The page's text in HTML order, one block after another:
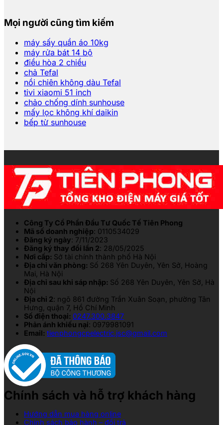
Mọi người cũng tìm kiếm
máy sấy quần áo 10kg
máy rửa bát 14 bộ
điều hòa 2 chiều
chả Tefal
nồi chiên không dàu Tefal
tivi xiaomi 51 inch
chảo chống dính sunhouse
mấy lọc không khí daikin
bếp từ sunhouse
Công Ty Cổ Phần Đầu Tư Quốc Tế Tiên Phong
Mã số doanh nghiệp: 0110534029
Đăng ký ngày: 7/11/2023
Đăng ký thay đổi lần 2: 28/05/2025
Nơi cấp: Sở tài chính thành phố Hà Nội
Địa chỉ văn phòng: Số 268 Yên Duyên, Yên Sở, Hoàng
Mai, Hà Nội
Địa chỉ sau khi sáp nhập: Số 268 Yên Duyên, Yên Sở, Hà
Nội
Địa chỉ 2: ngõ 861 đường Trần Xuân Soạn, phường Tân
Hưng, quận 7, Hồ Chí Minh
Số điện thoại: 0247.300.3847
Phản ánh khiếu nại: 0979981091
Email: tienphongcpelectric.jsc@gmail.com
Chính sách và hỗ trợ khách hàng
Hướng dẫn mua hàng online
Chính sách bảo hành – đổi trả